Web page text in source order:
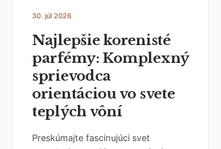
30. júl 2026
Najlepšie korenisté
parfémy: Komplexný
sprievodca
orientáciou vo svete
teplých vôní
Preskúmajte fascinujúci svet